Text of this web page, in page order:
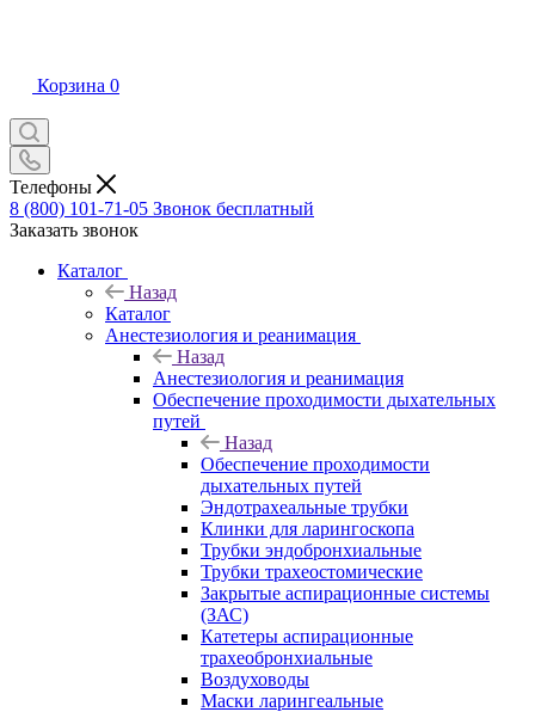
Корзина 0
Телефоны
8 (800) 101-71-05 Звонок бесплатный
Заказать звонок
Каталог
Назад
Каталог
Анестезиология и реанимация
Назад
Анестезиология и реанимация
Обеспечение проходимости дыхательных
путей
Назад
Обеспечение проходимости
дыхательных путей
Эндотрахеальные трубки
Клинки для ларингоскопа
Трубки эндобронхиальные
Трубки трахеостомические
Закрытые аспирационные системы
(ЗАС)
Катетеры аспирационные
трахеобронхиальные
Воздуховоды
Маски ларингеальные